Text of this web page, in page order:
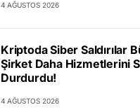
4 AĞUSTOS 2026
Kriptoda Siber Saldırılar
Şirket Daha Hizmetlerini
Durdurdu!
4 AĞUSTOS 2026